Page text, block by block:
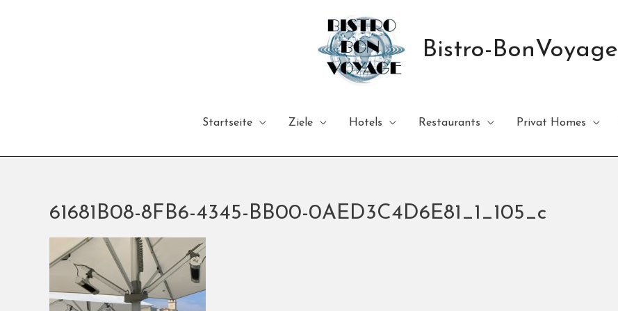
Bistro-BonVoyage
Startseite Ziele Hotels Restaurants Privat Homes
61681B08-8FB6-4345-BB00-0AED3C4D6E81_1_105_c